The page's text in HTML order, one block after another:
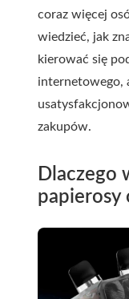
coraz więcej
wiedzieć, jak
kierować się
internetowego,
zakupów.
Dlaczego
papierosy